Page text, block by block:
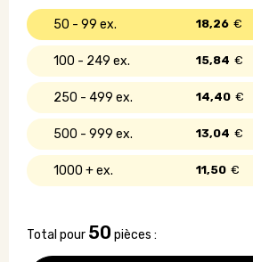
50 - 99 18,26 €
100 - 249 15,84 €
250 - 499 14,40 €
500 - 999 13,04 €
1000 + 11,50 €
Total pour 50 pièces :